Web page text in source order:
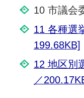
10 市議会
11 各種選
199.68KB]
12 地区別
／